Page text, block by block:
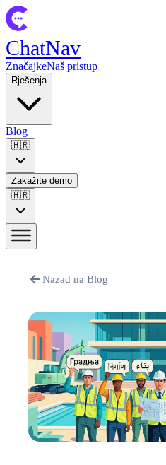
ChatNav
ZnačajkeNaš pristup
Rješenja
Blog
🇭🇷
Zakažite demo
🇭🇷
Nazad na Blog